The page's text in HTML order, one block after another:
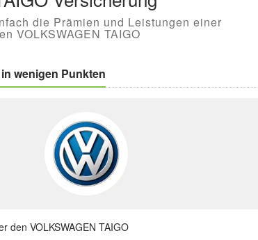
die Prämien und Leistungen einer
VOLKSWAGEN TAIGO
in wenigen Punkten
den VOLKSWAGEN TAIGO